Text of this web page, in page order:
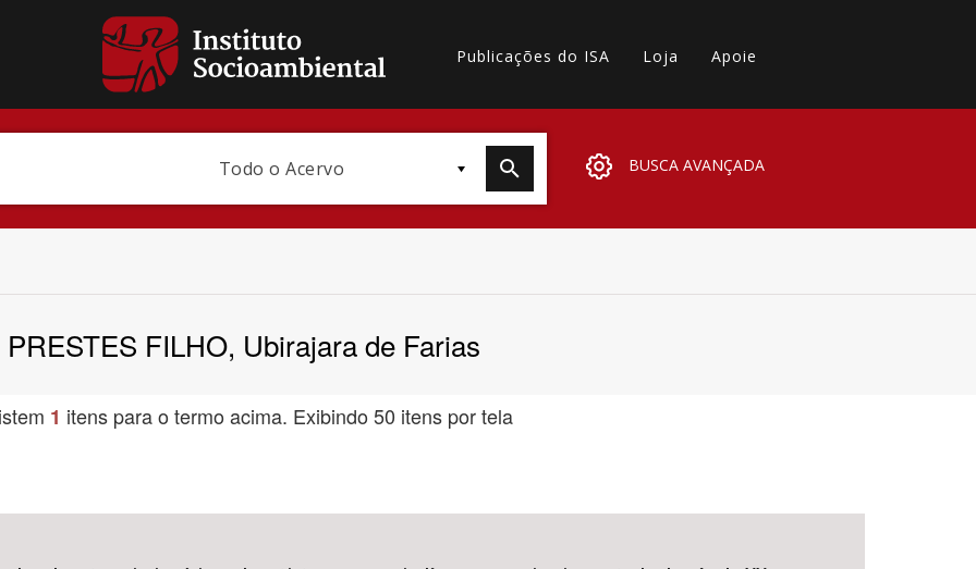
Publicações do ISA Loja Apoie
Todo o Acervo BUSCA AVANÇADA
Bioma / Bacia
PRESTES FILHO, Ubirajara de Farias
1 itens para o termo acima. Exibindo 50 itens por tela